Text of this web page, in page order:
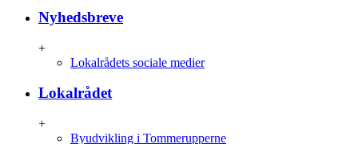
Nyhedsbreve
+
Lokalrådets sociale medier
Lokalrådet
+
Byudvikling i Tommerupperne